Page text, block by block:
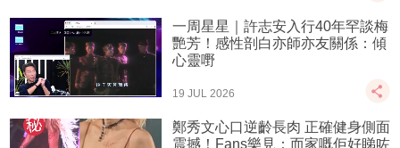
一周星星｜許志安入行40年罕談梅
艷芳！感性剖白亦師亦友關係：傾
心靈嘢
19 JUL 2026
鄭秀文心口逆齡長肉 正確健身側面
震撼！Fans樂見：而家嘅佢好睇咗